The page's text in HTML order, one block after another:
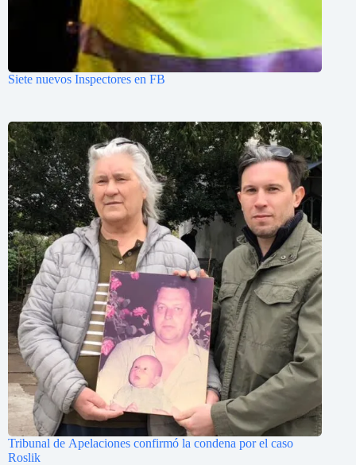
Siete nuevos Inspectores en FB
Tribunal de Apelaciones confirmó la condena por el caso
Roslik